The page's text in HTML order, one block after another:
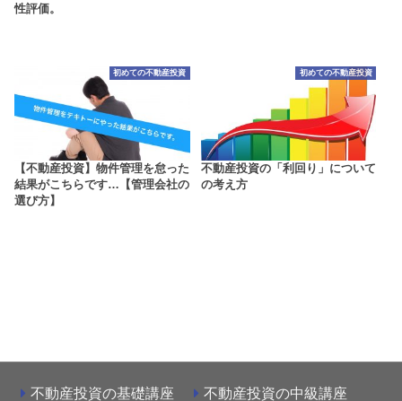
性評価。
初めての不動産投資
【不動産投資】物件管理を怠った
結果がこちらです…【管理会社の
選び方】
初めての不動産投資
不動産投資の「利回り」について
の考え方
不動産投資の基礎講座 不動産投資の中級講座